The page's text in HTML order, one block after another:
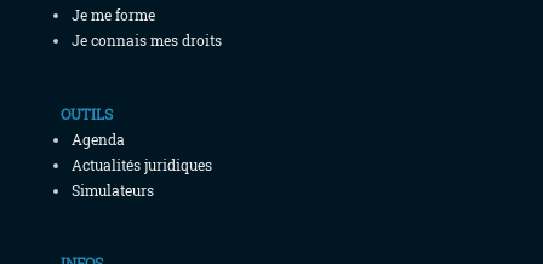
Je me forme
Je connais mes droits
OUTILS
Agenda
Actualités juridiques
Simulateurs